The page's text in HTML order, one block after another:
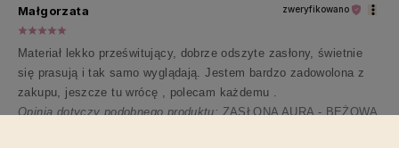
Małgorzata zweryfikowano
Materiał lekko prześwitujący, dobrze odszyte zasłony, świetnie
się prasują i tak samo wyglądają. Jestem bardzo zadowolona z
zakupu, jeszcze tu wrócę , polecam każdemu .
Opinia dotyczy podobnego produktu: ZASŁONA AURA - BEŻOWA